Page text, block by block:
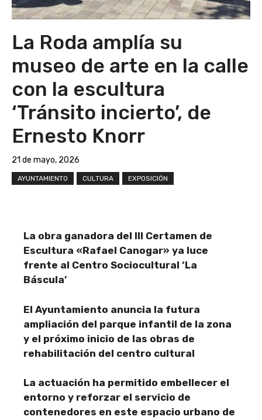
La Roda amplía su
museo de arte en la calle
con la escultura
‘Tránsito incierto’, de
Ernesto Knorr
21 de mayo, 2026
AYUNTAMIENTO CULTURA EXPOSICIÓN
La obra ganadora del III Certamen de
Escultura «Rafael Canogar» ya luce
frente al Centro Sociocultural ‘La
Báscula’
El Ayuntamiento anuncia la futura
ampliación del parque infantil de la zona
y el próximo inicio de las obras de
rehabilitación del centro cultural
La actuación ha permitido embellecer el
entorno y reforzar el servicio de
contenedores en este espacio urbano de